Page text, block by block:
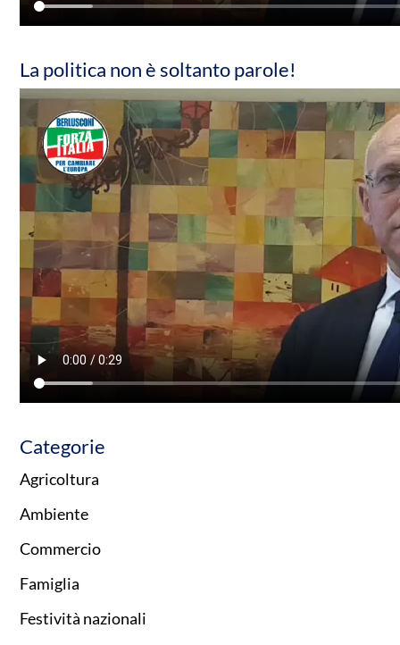
La politica non è soltanto parole!
Categorie
Agricoltura
Ambiente
Commercio
Famiglia
Festività nazionali